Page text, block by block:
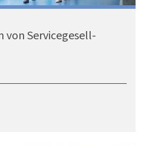
von Service­ge­sell­